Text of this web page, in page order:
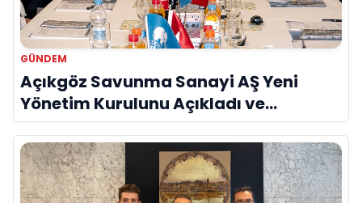
GÜNDEM
Açıkgöz Savunma Sanayi AŞ Yeni
Yönetim Kurulunu Açıkladı ve
Savunma Sanayinde Küresel Vizyon
Vurgusu